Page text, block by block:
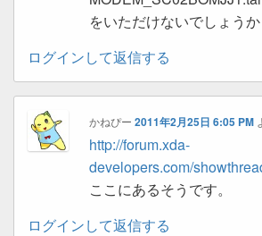
をいただけないでしょうか
ログインして返信する
かねぴー 2011年2月25日 6:05 PM
http://forum.xda-
developers.com/
ここにあるそうです。
ログインして返信する